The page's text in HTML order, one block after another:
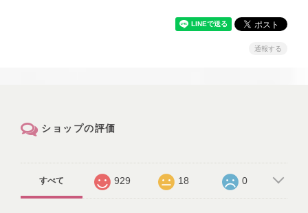
通報する
ショップの評価
すべて 929 18 0